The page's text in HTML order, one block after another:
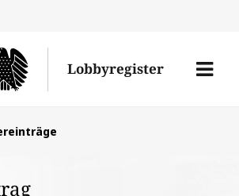
Lobbyregister
Menü